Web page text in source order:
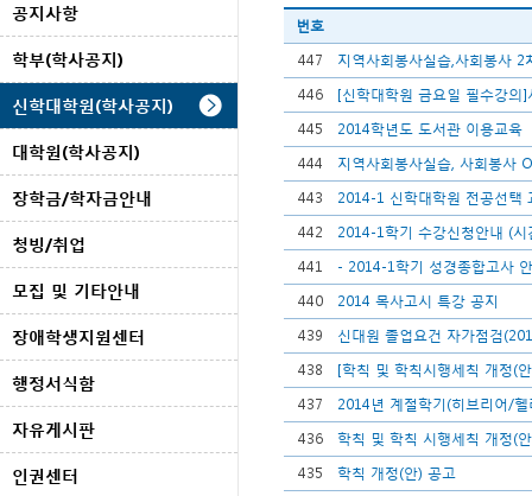
공지사항
학부(학사공지)
신학대학원(학사공지)
대학원(학사공지)
장학금/학자금안내
청빙/취업
모집 및 기타안내
장애학생지원센터
행정서식함
자유게시판
인권센터
번호
447
지역사회봉사실습,사회봉사 2
446
[신학대학원 금요일 필수강의]
445
2014학년도 도서관 이용교육
444
지역사회봉사실습, 사회봉사
443
2014-1 신학대학원 전공선택
442
2014-1학기 수강신청안내 (
441
- 2014-1학기 성경종합고사
440
2014 목사고시 특강 공지
439
신대원 졸업요건 자가점검
438
[학칙 및 학칙시행세칙 개정(
437
2014년 계절학기(히브리어/
436
학칙 및 학칙 시행세칙 개정(
435
학칙 개정(안) 공고